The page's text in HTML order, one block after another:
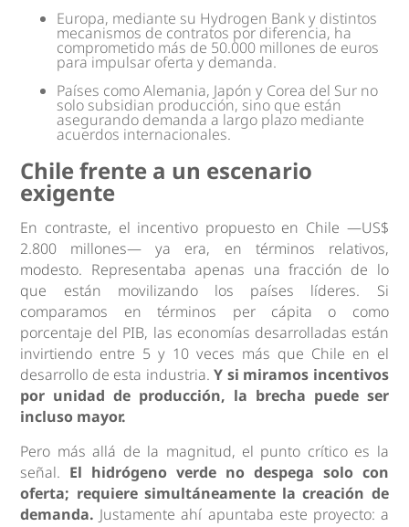
Europa, mediante su Hydrogen Bank y distintos
mecanismos de contratos por diferencia, ha
comprometido más de 50.000 millones de euros
para impulsar oferta y demanda.
Países como Alemania, Japón y Corea del Sur no
solo subsidian producción, sino que están
asegurando demanda a largo plazo mediante
acuerdos internacionales.
Chile frente a un escenario
exigente
En contraste, el incentivo propuesto en Chile —US$
2.800 millones— ya era, en términos relativos,
modesto. Representaba apenas una fracción de lo
que están movilizando los países líderes. Si
comparamos en términos per cápita o como
porcentaje del PIB, las economías desarrolladas están
invirtiendo entre 5 y 10 veces más que Chile en el
desarrollo de esta industria.Y si miramos incentivos
por unidad de producción, la brecha puede ser
incluso mayor.
Pero más allá de la magnitud, el punto crítico es la
señal. El hidrógeno verde no despega solo con
oferta; requiere simultáneamente la creación de
demanda. Justamente ahí apuntaba este proyecto: a